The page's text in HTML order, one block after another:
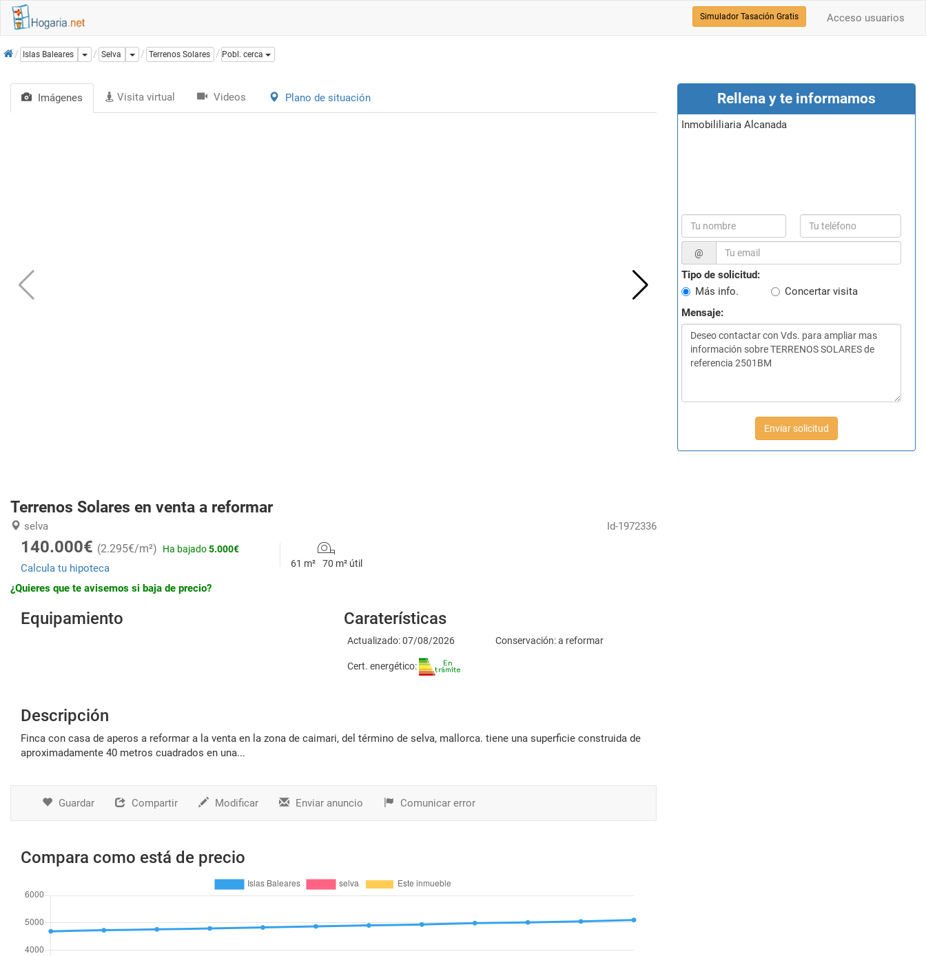
Acceso usuarios
Simulador Tasación Gratis
InicioIslas Baleares Dropdown
Selva Dropdown
Terrenos Solares Pobl. cerca
Imágenes Visita virtual Videos Plano de situación
Terrenos Solares en venta a reformar
selva Id-1972336
140.000€ (2.295€/m²) Ha bajado5.000€
Calcula tu hipoteca 61 m² 70 m² útil
¿Quieres que te avisemos si baja de precio?
Equipamiento Caraterísticas
Actualizado: 07/08/2026 Conservación: a reformar
Cert. energético:
Descripción
finca con casa de aperos a reformar a la venta en la zona de caimari, del término de selva, mallorca. tiene una superficie construida de
aproximadamente 40 metros cuadrados en una...
Guardar Compartir Modificar Enviar anuncio Comunicar error
Rellena y te informamos
Inmobililiaria Alcanada
@
Tipo de solicitud:
Más info.
Concertar visita
Mensaje:
Enviar solicitud
Compara como está de precio